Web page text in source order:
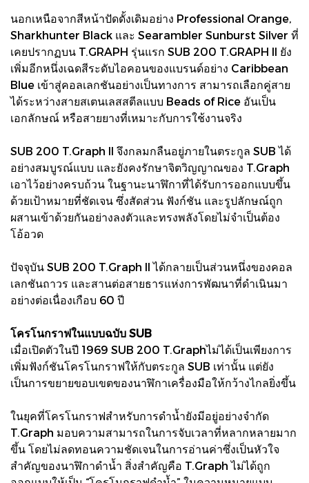
นอกเหนือจากสีหน้าปัดดั้งเดิมอย่าง Professional Orange,
Sharkhunter Black และ Searambler Sunburst Silver ที่
เคยปรากฏบน T.GRAPH รุ่นแรก SUB 200 T.GRAPH II ยัง
เพิ่มอีกหนึ่งเฉดสีระดับไอคอนของแบรนด์อย่าง Caribbean
Blue เข้าสู่คอลเลกชันอย่างเป็นทางการ สามารถเลือกคู่สาย
ได้ระหว่างสายสเตนเลสสตีลแบบ Beads of Rice อันเป็น
เอกลักษณ์ หรือสายยางที่เหมาะกับการใช้งานจริง
SUB 200 T.Graph II จึงกลมกลืนอยู่ภายในตระกูล SUB ได้
อย่างสมบูรณ์แบบ และยังคงรักษาจิตวิญญาณของ T.Graph
เอาไว้อย่างครบถ้วน ในฐานะนาฬิกาที่ได้รับการออกแบบขึ้น
ด้วยเป้าหมายที่ชัดเจน ซึ่งสัดส่วน ฟังก์ชัน และรูปลักษณ์ถูก
ผสานเข้าด้วยกันอย่างลงตัวและทรงพลังโดยไม่จำเป็นต้อง
โอ้อวด
ปัจจุบัน SUB 200 T.Graph II ได้กลายเป็นส่วนหนึ่งของคอล
เลกชันถาวร และสานต่อสายธารแห่งการพัฒนาที่ดำเนินมา
อย่างต่อเนื่องเกือบ 60 ปี
โครโนกราฟในแบบฉบับ SUB
เมื่อเปิดตัวในปี 1969 SUB 200 T.Graphไม่ได้เป็นเพียงการ
เพิ่มฟังก์ชันโครโนกราฟให้กับตระกูล SUB เท่านั้น แต่ยัง
เป็นการขยายขอบเขตของนาฬิกาเครื่องมือให้กว้างไกลยิ่งขึ้น
ในยุคที่โครโนกราฟสำหรับการดำน้ำยังมีอยู่อย่างจำกัด
T.Graph มอบความสามารถในการจับเวลาที่หลากหลายมาก
ขึ้น โดยไม่ลดทอนความชัดเจนในการอ่านค่าซึ่งเป็นหัวใจ
สำคัญของนาฬิกาดำน้ำ สิ่งสำคัญคือ T.Graph ไม่ได้ถูก